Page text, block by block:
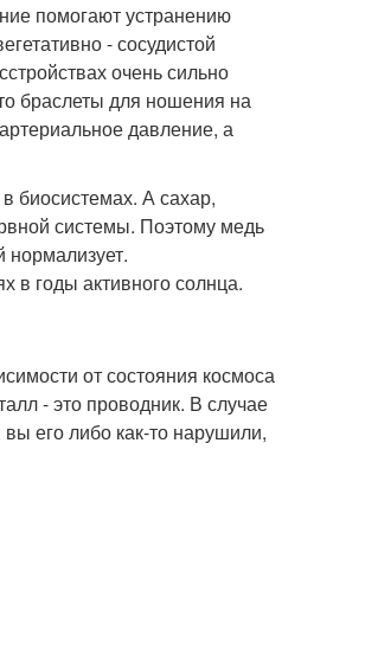
помогают устранению
- сосудистой
очень сильно
браслеты для ношения на
давление, а
биосистемах. А сахар,
системы. Поэтому медь
нормализует.
в годы активного солнца.
от состояния космоса
- это проводник. В случае
его либо как-то нарушили,